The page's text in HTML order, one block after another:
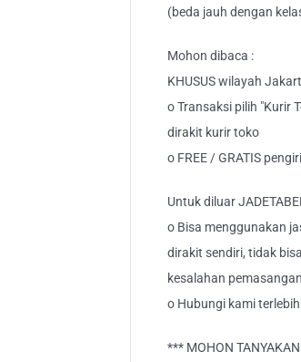
(beda jauh dengan
Mohon dibaca :
KHUSUS wilayah
o Transaksi pilih "Kurir
dirakit kurir toko
o FREE / GRATIS
Untuk diluar
o Bisa menggunakan
dirakit sendiri, tidak
kesalahan
o Hubungi kami
*** MOHON